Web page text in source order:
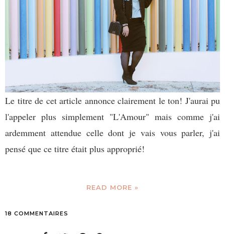
Le titre de cet article annonce clairement le ton! J'aurai pu
l'appeler plus simplement "L'Amour" mais comme j'ai
ardemment attendue celle dont je vais vous parler, j'ai
pensé que ce titre était plus approprié!
READ MORE »
18 COMMENTAIRES